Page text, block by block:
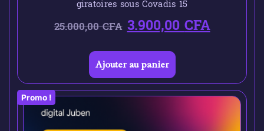
giratoires sous Covadis 15
25.000,00CFA 3.900,00CFA
Ajouter au panier
Promo !